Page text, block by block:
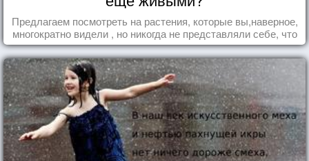
Предлагаем посмотреть на растения, которые вы,наверное,
многократно видели , но никогда не представляли себе, что
употребляете их в пищу.